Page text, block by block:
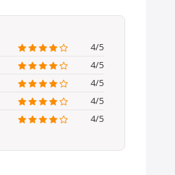
4/5
4/5
4/5
4/5
4/5